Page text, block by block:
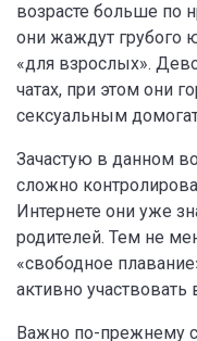
возрасте больше по
они жаждут грубого
«для взрослых».
чатах, при этом они
сексуальным
Зачастую в данном
сложно
Интернете они уже
родителей. Тем не
«свободное
активно
Важно по-прежнему